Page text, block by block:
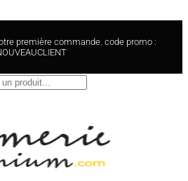
première commande. code promo :